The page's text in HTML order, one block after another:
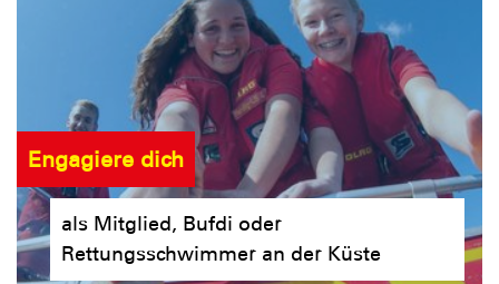
Engagiere dich
als Mitglied, Bufdi oder
Rettungsschwimmer an der Küste